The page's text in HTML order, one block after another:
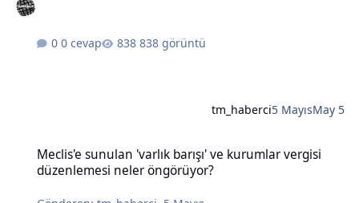
0 cevap 838 görüntü
tm_haberci5 MayısMay 5
Meclis'e sunulan 'varlık barışı' ve kurumlar vergisi
düzenlemesi neler öngörüyor?